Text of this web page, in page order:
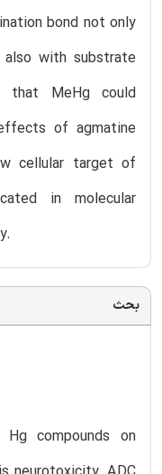
bond not only
with substrate
that MeHg could
of agmatine
cellular target of
in molecular
بحث
compounds on